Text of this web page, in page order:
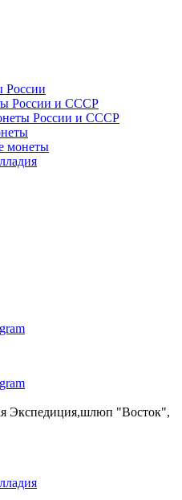
России
России и СССР
России и СССР
монеты
Экспедиция,шлюп "Восток",